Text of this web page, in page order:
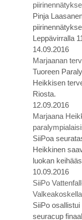
Pinja
Leppävirralla
14.09.2016
Marjaanan
Tuoreen
Heikkisen
Riosta.
12.09.2016
Marjaana
SiiPoa
Heikkinen
luokan
10.09.2016
SiiPo
Valkeakoskella
SiiPo
seuracup